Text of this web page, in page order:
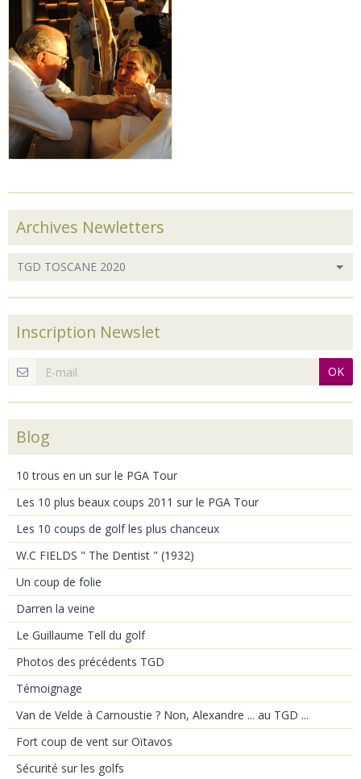
Archives Newletters
Inscription Newslet
OK
Blog
10 trous en un sur le PGA Tour
Les 10 plus beaux coups 2011 sur le PGA Tour
Les 10 coups de golf les plus chanceux
W.C FIELDS " The Dentist " (1932)
Un coup de folie
Darren la veine
Le Guillaume Tell du golf
Photos des précédents TGD
Témoignage
Van de Velde à Carnoustie ? Non, Alexandre ... au TGD ...
Fort coup de vent sur Oïtavos
Sécurité sur les golfs